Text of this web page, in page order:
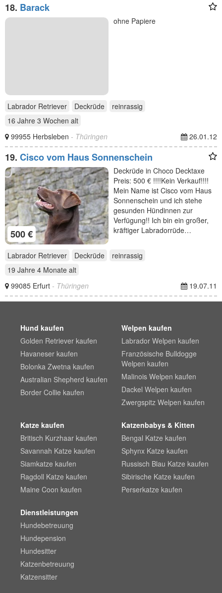
18. Barack
ohne Papiere
Labrador Retriever Deckrüde
reinrassig
16 Jahre 3 Wochen alt
99955 Herbsleben - Thüringen 26.01.12
19. Cisco vom Haus Sonnenschein
500 €
Deckrüde in Choco Decktaxe
Preis: 500 € !!!!Kein Verkauf!!!!
Mein Name ist Cisco vom Haus
Sonnenschein und ich stehe
gesunden Hündinnen zur
Verfügung!! Ich bin ein großer,
kräftiger Labradorrüde…
Labrador Retriever Deckrüde
reinrassig
19 Jahre 4 Monate alt
99085 Erfurt - Thüringen 19.07.11
Hund kaufen
Golden Retriever kaufen
Havaneser kaufen
Bolonka Zwetna kaufen
Australian Shepherd kaufen
Border Collie kaufen
Welpen kaufen
Labrador Welpen kaufen
Französische Bulldogge
Welpen kaufen
Malinois Welpen kaufen
Dackel Welpen kaufen
Zwergspitz Welpen kaufen
Katze kaufen
Britisch Kurzhaar kaufen
Savannah Katze kaufen
Siamkatze kaufen
Ragdoll Katze kaufen
Maine Coon kaufen
Katzenbabys & Kitten
Bengal Katze kaufen
Sphynx Katze kaufen
Russisch Blau Katze kaufen
Sibirische Katze kaufen
Perserkatze kaufen
Dienstleistungen
Hundebetreuung
Hundepension
Hundesitter
Katzenbetreuung
Katzensitter